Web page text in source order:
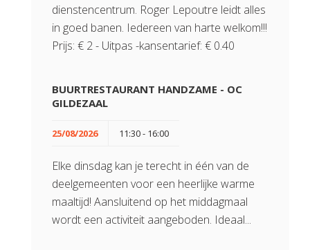
dienstencentrum. Roger Lepoutre leidt alles
in goed banen. Iedereen van harte welkom!!!
Prijs: € 2 - Uitpas -kansentarief: € 0.40
BUURTRESTAURANT HANDZAME - OC
GILDEZAAL
25/08/2026 11:30 - 16:00
Elke dinsdag kan je terecht in één van de
deelgemeenten voor een heerlijke warme
maaltijd! Aansluitend op het middagmaal
wordt een activiteit aangeboden. Ideaal...